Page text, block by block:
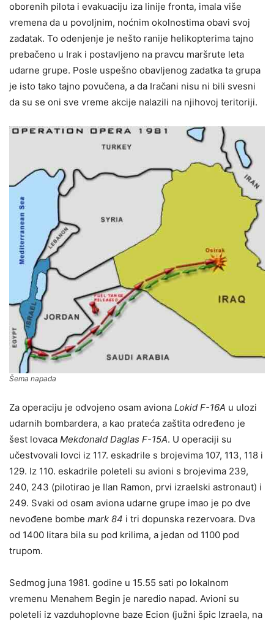
oborenih pilota i evakuaciju iza linije fronta, imala više
vremena da u povoljnim, noćnim okolnostima obavi svoj
zadatak. To odenjenje je nešto ranije helikopterima tajno
prebačeno u Irak i postavljeno na pravcu maršrute leta
udarne grupe. Posle uspešno obavljenog zadatka ta grupa
je isto tako tajno povučena, a da Iračani nisu ni bili svesni
da su se oni sve vreme akcije nalazili na njihovoj teritoriji.
Šema napada
Za operaciju je odvojeno osam aviona Lokid F-16A u ulozi
udarnih bombardera, a kao prateća zaštita određeno je
šest lovaca Mekdonald Daglas F-15A. U operaciji su
učestvovali lovci iz 117. eskadrile s brojevima 107, 113, 118 i
129. Iz 110. eskadrile poleteli su avioni s brojevima 239,
240, 243 (pilotirao je Ilan Ramon, prvi izraelski astronaut) i
249. Svaki od osam aviona udarne grupe imao je po dve
nevođene bombe mark 84 i tri dopunska rezervoara. Dva
od 1400 litara bila su pod krilima, a jedan od 1100 pod
trupom.
Sedmog juna 1981. godine u 15.55 sati po lokalnom
vremenu Menahem Begin je naredio napad. Avioni su
poleteli iz vazduhoplovne baze Ecion (južni špic Izraela, na